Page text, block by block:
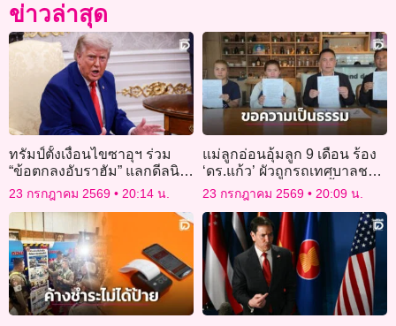
ข่าวล่าสุด
ทรัมป์ตั้งเงื่อนไขซาอุฯ ร่วม
“ข้อตกลงอับราฮัม” แลกดีลนิว
เคลียร์กับสหรัฐ
23 กรกฎาคม 2569 20:14 น.
แม่ลูกอ่อนอุ้มลูก 9 เดือน ร้อง
‘ดร.แก้ว’ ผัวถูกรถเทศบาลชน
ดับ 9 เดือนคดีไม่คืบ ซ้ำซอง
งานศพหาย
23 กรกฎาคม 2569 20:09 น.